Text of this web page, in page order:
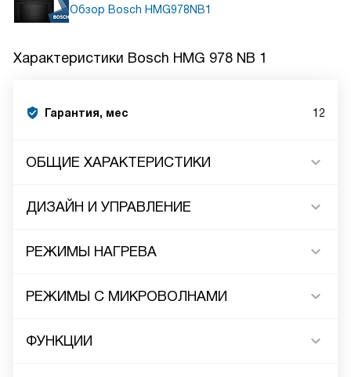
Обзор Bosch HMG978NB1
Характеристики Bosch HMG 978 NB 1
Гарантия, мес 12
ОБЩИЕ ХАРАКТЕРИСТИКИ
ДИЗАЙН И УПРАВЛЕНИЕ
РЕЖИМЫ НАГРЕВА
РЕЖИМЫ С МИКРОВОЛНАМИ
ФУНКЦИИ